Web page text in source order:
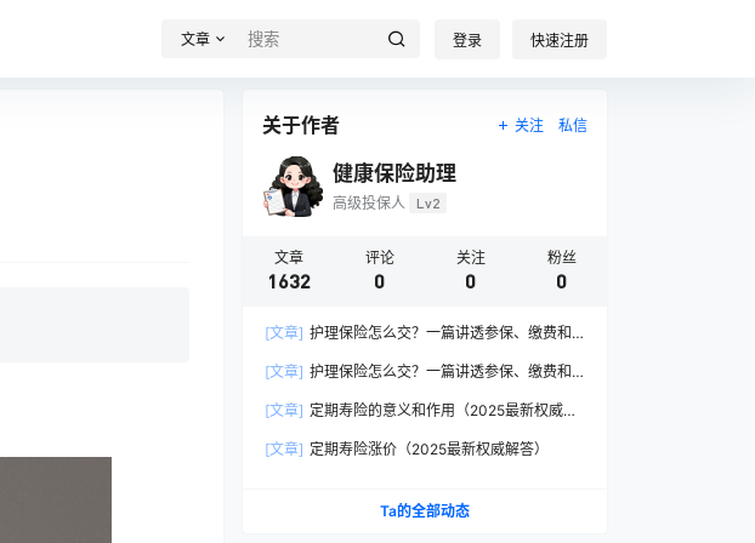
文章 登录 快速注册
关于作者 关注 私信
健康保险助理
高级投保人 Lv2
文章
1632
评论
0
关注
0
粉丝
0
[文章] 护理保险怎么交？一篇讲透参保、缴费和
[文章] 护理保险怎么交？一篇讲透参保、缴费和
[文章] 定期寿险的意义和作用（2025最新权威解
[文章] 定期寿险涨价（2025最新权威解答）
Ta的全部动态